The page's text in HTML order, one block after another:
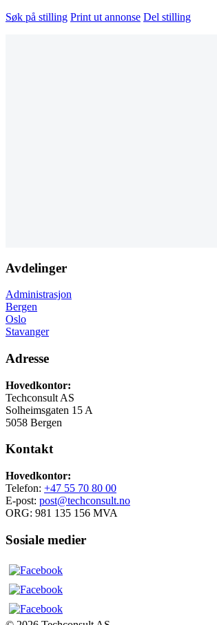
Søk på stilling Print ut annonse Del stilling
Avdelinger
Administrasjon
Bergen
Oslo
Stavanger
Adresse
Hovedkontor:
Techconsult AS
Solheimsgaten 15 A
5058 Bergen
Kontakt
Hovedkontor:
Telefon: +47 55 70 80 00
E-post: post@techconsult.no
ORG: 981 135 156 MVA
Sosiale medier